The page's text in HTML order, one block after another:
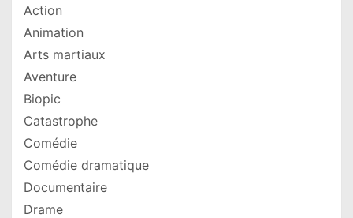
Action
Animation
Arts martiaux
Aventure
Biopic
Catastrophe
Comédie
Comédie dramatique
Documentaire
Drame